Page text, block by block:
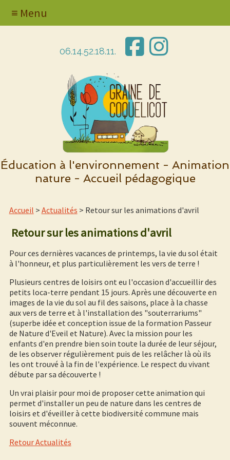
06.14.52.18.11.
Éducation à l'environnement - Animation
nature - Accueil pédagogique
≡ Menu
Accueil > Actualités > Retour sur les animations d'avril
Retour sur les animations d'avril
Pour ces dernières vacances de printemps, la vie du sol était
à l'honneur, et plus particulièrement les vers de terre !
Plusieurs centres de loisirs ont eu l'occasion d'accueillir des
petits loca-terre pendant 15 jours. Après une découverte en
images de la vie du sol au fil des saisons, place à la chasse
aux vers de terre et à l'installation des "souterrariums"
(superbe idée et conception issue de la formation Passeur
de Nature d'Eveil et Nature). Avec la mission pour les
enfants d'en prendre bien soin toute la durée de leur séjour,
de les observer régulièrement puis de les relâcher là où ils
les ont trouvé à la fin de l'expérience. Le respect du vivant
débute par sa découverte !
Un vrai plaisir pour moi de proposer cette animation qui
permet d'installer un peu de nature dans les centres de
loisirs et d'éveiller à cette biodiversité commune mais
souvent méconnue.
Retour Actualités